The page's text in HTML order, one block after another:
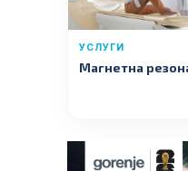
УСЛУГИ
Магнетна